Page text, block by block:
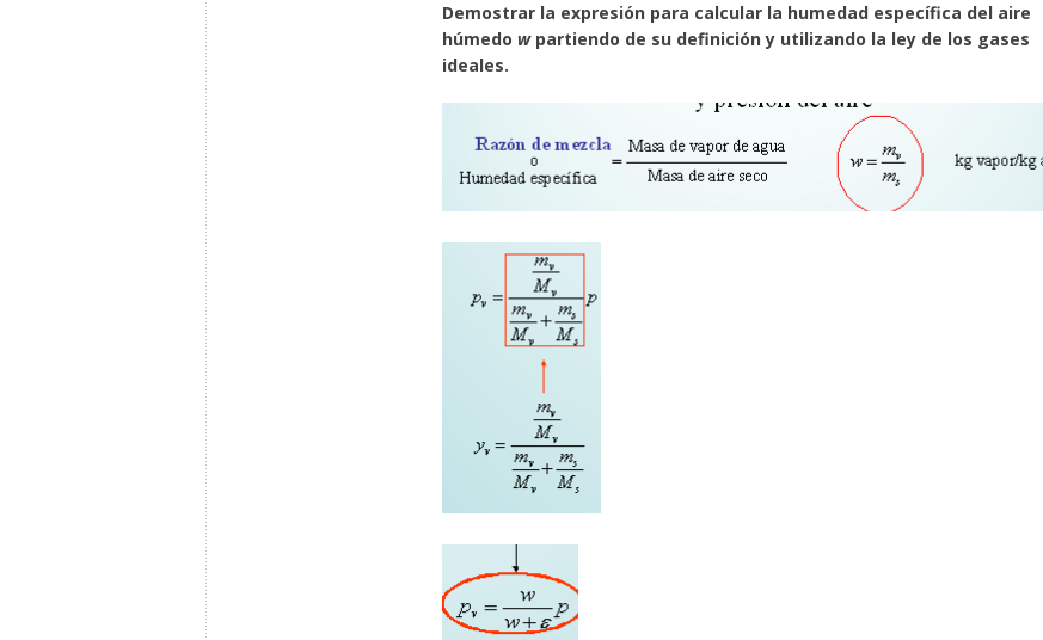
Demostrar la expresión para calcular la humedad específica del aire
húmedo wpartiendo de su definición y utilizando la ley de los gases
ideales.